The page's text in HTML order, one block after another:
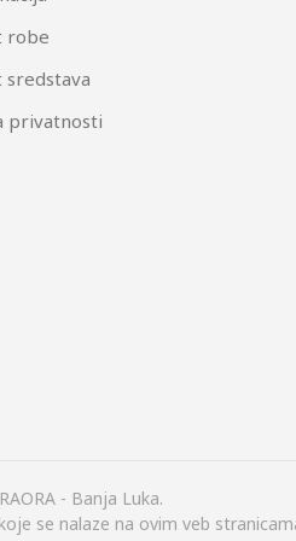
robe
sredstava
privatnosti
- Banja Luka.
se nalaze na ovim veb